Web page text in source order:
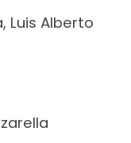
Luis Alberto